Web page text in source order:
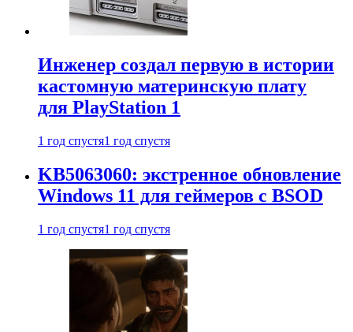
Инженер создал первую в истории
кастомную материнскую плату
для PlayStation 1
1 год спустя1 год спустя
KB5063060: экстренное обновление
Windows 11 для геймеров с BSOD
1 год спустя1 год спустя